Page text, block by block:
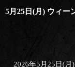
5月25日(月) ウィー
2026年5月25日(